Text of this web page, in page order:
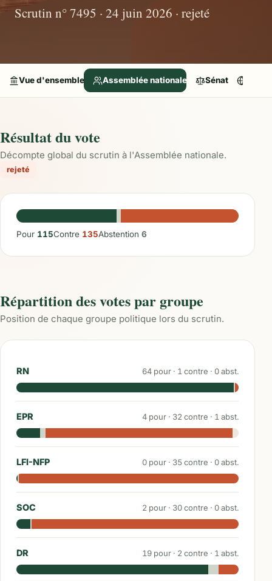
Scrutin n° 7495 · 24 juin 2026 · rejeté
Vue d'ensemble Assemblée nationale Sénat
Résultat du vote
Décompte global du scrutin à l'Assemblée nationale.
rejeté
Pour 115Contre 135Abstention 6
Répartition des votes par groupe
Position de chaque groupe politique lors du scrutin.
RN 64 pour · 1 contre · 0abst.
EPR 4 pour · 32 contre · 1 abst.
LFI-NFP 0 pour · 35contre · 0abst.
SOC 2 pour · 30contre · 0abst.
DR 19 pour · 2 contre · 1 abst.